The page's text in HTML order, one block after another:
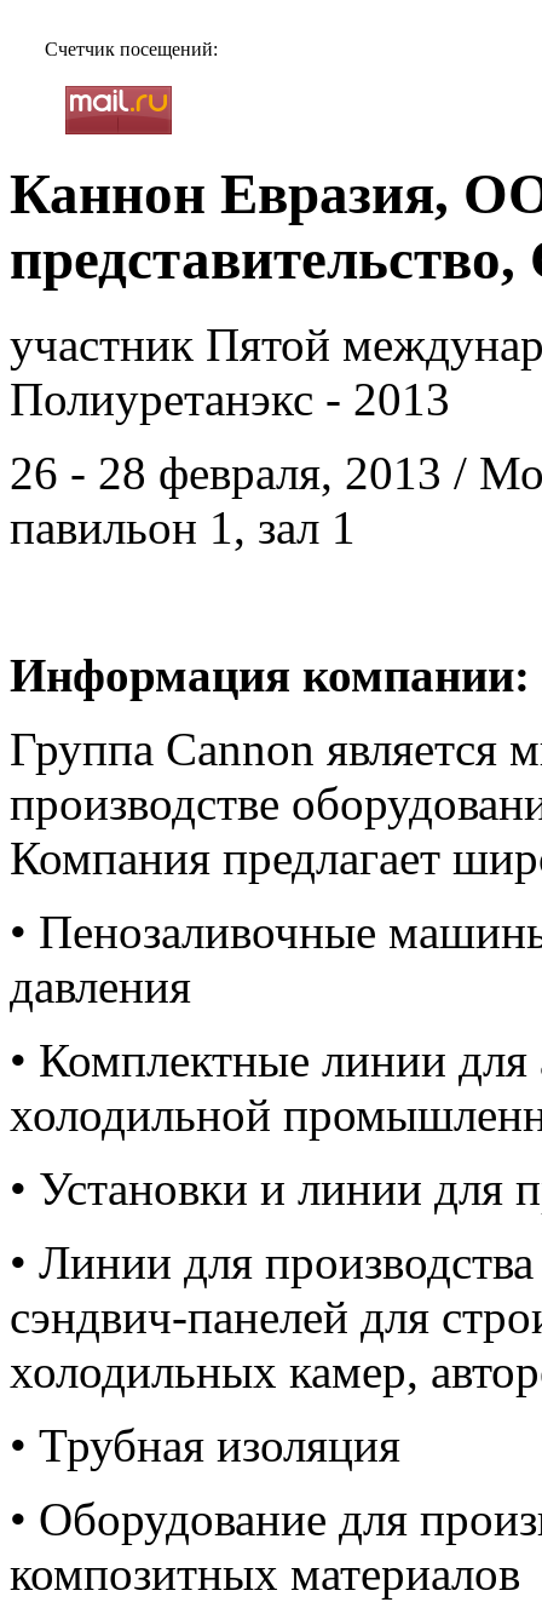
Счетчик посещений:
Каннон Евразия,
участник Пятой
Полиуретанэкс - 2013
26 - 28 февраля, 2013 /
павильон 1, зал 1
Информация компании:
Группа Cannon является
производстве
Компания предлагает
• Пенозаливочные
давления
• Комплектные линии
холодильной
• Установки и линии для
• Линии для
сэндвич-панелей для
холодильных камер,
• Трубная изоляция
• Оборудование для
композитных материалов